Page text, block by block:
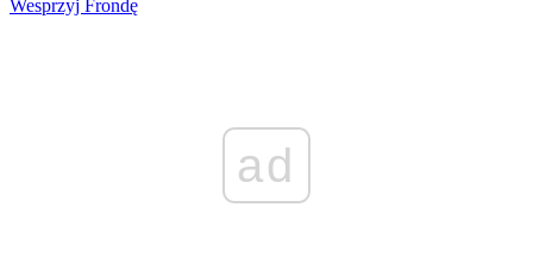
Wesprzyj Frondę
ad